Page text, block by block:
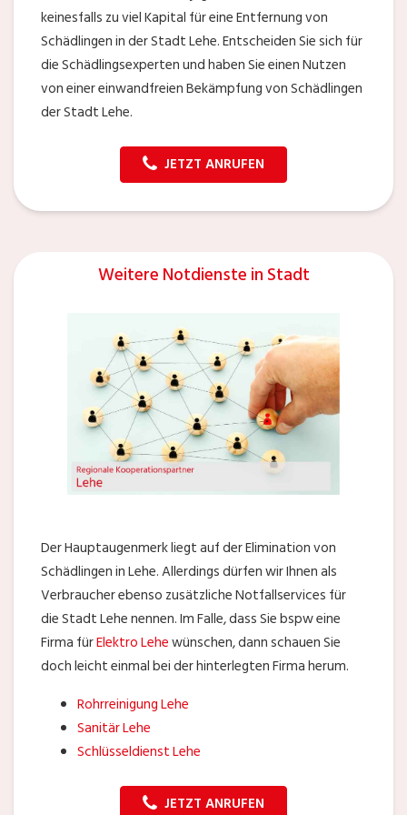
keinesfalls zu viel Kapital für eine Entfernung von
Schädlingen in der Stadt Lehe. Entscheiden Sie sich für
die Schädlingsexperten und haben Sie einen Nutzen
von einer einwandfreien Bekämpfung von Schädlingen
der Stadt Lehe.
JETZT ANRUFEN
Weitere Notdienste in Stadt
Der Hauptaugenmerk liegt auf der Elimination von
Schädlingen in Lehe. Allerdings dürfen wir Ihnen als
Verbraucher ebenso zusätzliche Notfallservices für
die Stadt Lehe nennen. Im Falle, dass Sie bspw eine
Firma fürElektro Lehewünschen, dann schauen Sie
doch leicht einmal bei der hinterlegten Firma herum.
Rohrreinigung Lehe
Sanitär Lehe
Schlüsseldienst Lehe
JETZT ANRUFEN